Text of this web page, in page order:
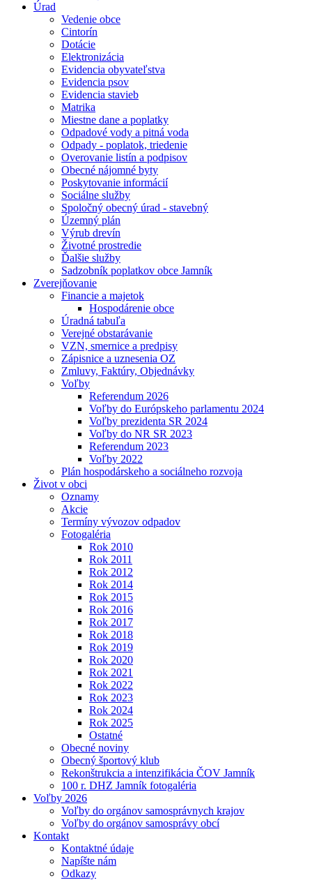
Úrad
Vedenie obce
Cintorín
Dotácie
Elektronizácia
Evidencia obyvateľstva
Evidencia psov
Evidencia stavieb
Matrika
Miestne dane a poplatky
Odpadové vody a pitná voda
Odpady - poplatok, triedenie
Overovanie listín a podpisov
Obecné nájomné byty
Poskytovanie informácií
Sociálne služby
Spoločný obecný úrad - stavebný
Územný plán
Výrub drevín
Životné prostredie
Ďalšie služby
Sadzobník poplatkov obce Jamník
Zverejňovanie
Financie a majetok
Hospodárenie obce
Úradná tabuľa
Verejné obstarávanie
VZN, smernice a predpisy
Zápisnice a uznesenia OZ
Zmluvy, Faktúry, Objednávky
Voľby
Referendum 2026
Voľby do Európskeho parlamentu 2024
Voľby prezidenta SR 2024
Voľby do NR SR 2023
Referendum 2023
Voľby 2022
Plán hospodárskeho a sociálneho rozvoja
Život v obci
Oznamy
Akcie
Termíny vývozov odpadov
Fotogaléria
Rok 2010
Rok 2011
Rok 2012
Rok 2014
Rok 2015
Rok 2016
Rok 2017
Rok 2018
Rok 2019
Rok 2020
Rok 2021
Rok 2022
Rok 2023
Rok 2024
Rok 2025
Ostatné
Obecné noviny
Obecný športový klub
Rekonštrukcia a intenzifikácia ČOV Jamník
100 r. DHZ Jamník fotogaléria
Voľby 2026
Voľby do orgánov samosprávnych krajov
Voľby do orgánov samosprávy obcí
Kontakt
Kontaktné údaje
Napíšte nám
Odkazy